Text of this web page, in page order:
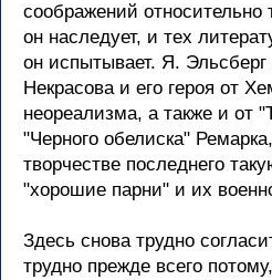
соображений относительно
он наследует, и тех
он испытывает. Я. Эльсберг
Некрасова и его героя от
неореализма, а также и от
"Черного обелиска"
творчестве последнего
"хорошие парни" и их
Здесь снова трудно
трудно прежде всего